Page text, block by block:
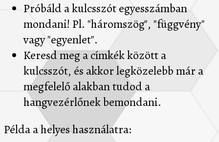
Próbáld a kulcsszót egyesszámban
mondani! Pl. "háromszög", "függvény"
vagy "egyenlet".
Keresd meg a címkék között a
kulcsszót, és akkor legközelebb már a
megfelelő alakban tudod a
hangvezérlőnek bemondani.
Példa a helyes használatra: